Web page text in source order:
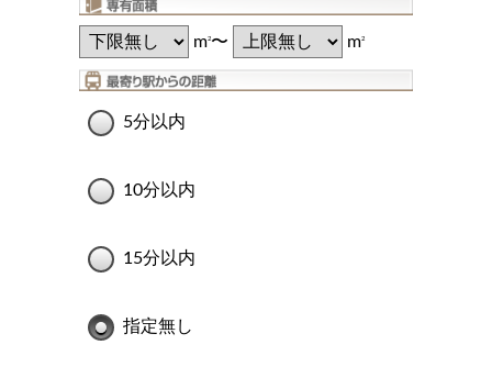
m2〜 m2
5分以内
10分以内
15分以内
指定無し